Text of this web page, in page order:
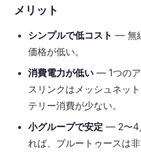
メリット
シンプルで低コスト — 無
価格が低い。
消費電力が低い — 1つの
スリンクはメッシュネッ
テリー消費が少ない。
小グループで安定 — 2〜4
れば、ブルートゥースは非